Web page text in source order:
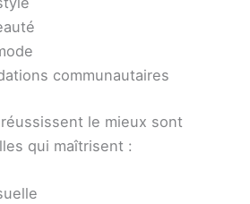
communautaires
le mieux sont
qui maîtrisent :